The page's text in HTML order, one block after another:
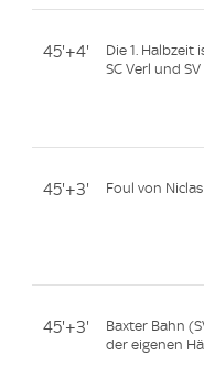
45'+4'
Die 1. Halbzeit
SC Verl und
45'+3' Foul von
45'+3'
Baxter Bahn
der eigenen